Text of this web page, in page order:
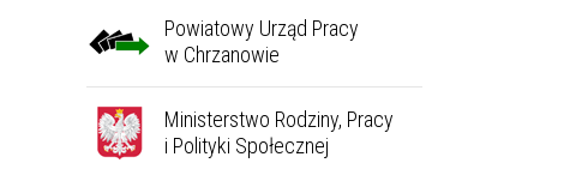
Powiatowy Urząd Pracy
w Chrzanowie
Ministerstwo Rodziny, Pracy
i Polityki Społecznej